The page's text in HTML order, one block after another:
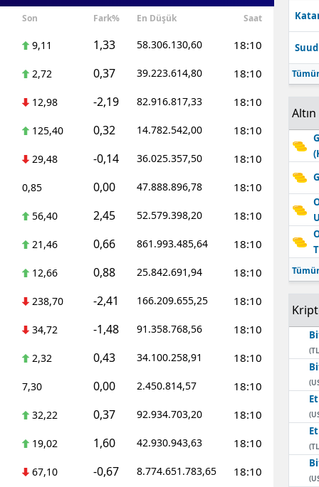
Son Fark% En Düşük Saat
9,11 1,33 58.306.130,60 18:10
2,72 0,37 39.223.614,80 18:10
12,98 -2,19 82.916.817,33 18:10
125,40 0,32 14.782.542,00 18:10
29,48 -0,14 36.025.357,50 18:10
0,85 0,00 47.888.896,78 18:10
56,40 2,45 52.579.398,20 18:10
21,46 0,66 861.993.485,64 18:10
12,66 0,88 25.842.691,94 18:10
238,70 -2,41 166.209.655,25 18:10
34,72 -1,48 91.358.768,56 18:10
2,32 0,43 34.100.258,91 18:10
7,30 0,00 2.450.814,57 18:10
32,22 0,37 92.934.703,20 18:10
19,02 1,60 42.930.943,63 18:10
67,10 -0,67 8.774.651.783,65 18:10
Altın